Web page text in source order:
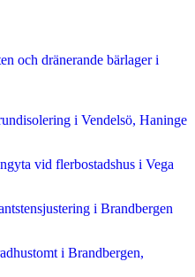
och dränerande bärlager i
i Vendelsö, Haninge
vid flerbostadshus i Vega
i Brandbergen
i Brandbergen,